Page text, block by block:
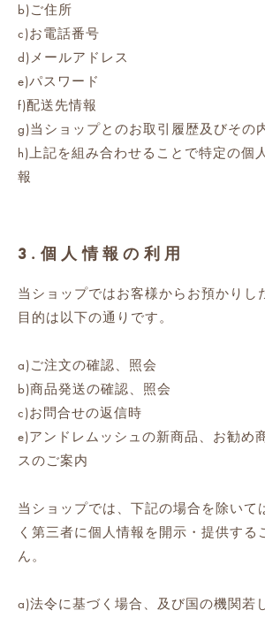
b)ご住所
c)お電話番号
d)メールアドレス
e)パスワード
f)配送先情報
g)当ショップとのお取引履歴及びその
h)上記を組み合わせることで特定の個
報
3.個人情報の利用
当ショップではお客様からお預かりし
目的は以下の通りです。
a)ご注文の確認、照会
b)商品発送の確認、照会
c)お問合せの返信時
e)アンドレムッシュの新商品、お勧め
スのご案内
当ショップでは、下記の場合を除いて
く第三者に個人情報を開示・提供する
ん。
a)法令に基づく場合、及び国の機関若